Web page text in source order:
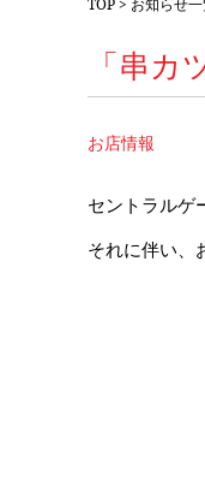
TOP> お知らせ
「串
お店情報
セントラルゲ
それに伴い、